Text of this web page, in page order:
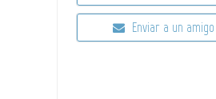
Enviar a un amigo